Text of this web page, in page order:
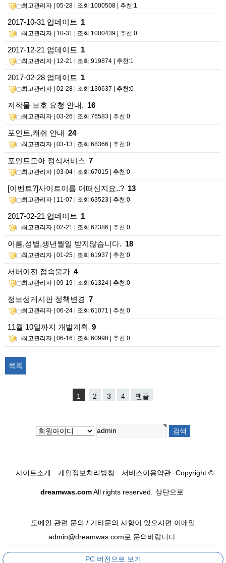
최고관리자 | 05-28 | 조회:1000508 | 추천:1
2017-10-31 업데이트 1
최고관리자 | 10-31 | 조회:1000439 | 추천:0
2017-12-21 업데이트 1
최고관리자 | 12-21 | 조회:919874 | 추천:1
2017-02-28 업데이트 1
최고관리자 | 02-28 | 조회:130637 | 추천:0
저작물 보호 요청 안내. 16
최고관리자 | 03-26 | 조회:76583 | 추천:0
포인트,캐쉬 안내 24
최고관리자 | 03-13 | 조회:68366 | 추천:0
포인트모아 정식서비스 7
최고관리자 | 03-04 | 조회:67015 | 추천:0
[이벤트?]사이트이름 어떠신지요..? 13
최고관리자 | 11-07 | 조회:63523 | 추천:0
2017-02-21 업데이트 1
최고관리자 | 02-21 | 조회:62386 | 추천:0
이름,성별,생년월일 받지않습니다. 18
최고관리자 | 01-25 | 조회:61937 | 추천:0
서버이전 접속불가 4
최고관리자 | 09-19 | 조회:61324 | 추천:0
정보성게시판 정책변경 7
최고관리자 | 06-24 | 조회:61071 | 추천:0
11월 10일까지 개발계획 9
최고관리자 | 06-16 | 조회:60998 | 추천:0
목록
1 2 3 4 맨끝
사이트소개 개인정보처리방침 서비스이용약관 Copyright ©
dreamwas.comAll rights reserved. 상단으로
도메인 관련 문의 / 기타문의 사항이 있으시면 이메일
admin@dreamwas.com로 문의바랍니다.
PC 버전으로 보기